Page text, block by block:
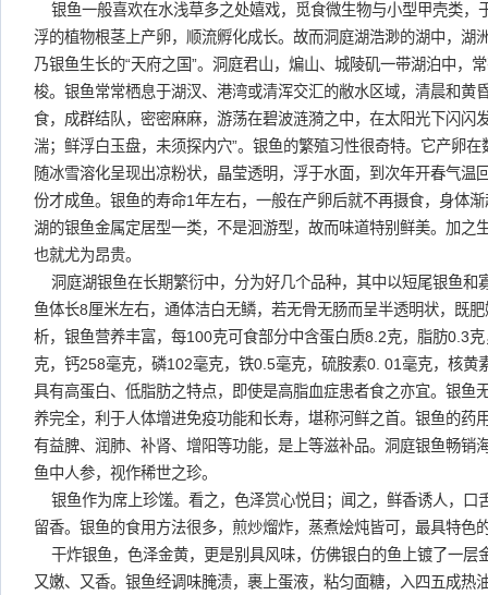
银鱼一般喜欢在水浅草多之处嬉戏，觅食微生物与小型甲壳类，
浮的植物根茎上产卵，顺流孵化成长。故而洞庭湖浩渺的湖中，湖
乃银鱼生长的“天府之国”。洞庭君山，煸山、城陵矶一带湖泊中，
梭。银鱼常常栖息于湖汊、港湾或清浑交汇的敝水区域，清晨和黄
食，成群结队，密密麻麻，游荡在碧波涟漪之中，在太阳光下闪闪
湍；鲜浮白玉盘，未须探内穴”。银鱼的繁殖习性很奇特。它产卵
随冰雪溶化呈现出凉粉状，晶莹透明，浮于水面，到次年开春气温
份才成鱼。银鱼的寿命1年左右，一般在产卵后就不再摄食，身体
湖的银鱼金属定居型一类，不是洄游型，故而味道特别鲜美。加之
也就尤为昂贵。
洞庭湖银鱼在长期繁衍中，分为好几个品种，其中以短尾银鱼和
鱼体长8厘米左右，通体洁白无鳞，若无骨无肠而呈半透明状，既
析，银鱼营养丰富，每100克可食部分中含蛋白质8.2克，脂肪0.3
克，钙258毫克，磷102毫克，铁0.5毫克，硫胺素0. 01毫克，核黄
具有高蛋白、低脂肪之特点，即使是高脂血症患者食之亦宜。银鱼
养完全，利于人体增进免疫功能和长寿，堪称河鲜之首。银鱼的药
有益脾、润肺、补肾、增阳等功能，是上等滋补品。洞庭银鱼畅销
鱼中人参，视作稀世之珍。
银鱼作为席上珍馐。看之，色泽赏心悦目；闻之，鲜香诱人，口
留香。银鱼的食用方法很多，煎炒熘炸，蒸煮烩炖皆可，最具特色
干炸银鱼，色泽金黄，更是别具风味，仿佛银白的鱼上镀了一层
又嫩、又香。银鱼经调味腌渍，裹上蛋液，粘匀面糖，入四五成热